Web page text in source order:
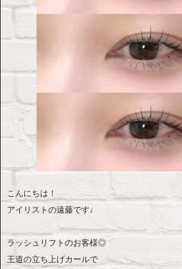
こんにちは！
アイリストの遠藤です♩
ラッシュリフトのお客様◎
王道の立ち上げカールで